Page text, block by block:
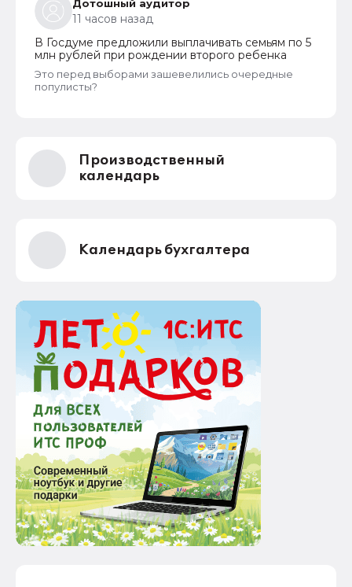
размещению в реестре наряду со всеми прочими
сведениями. Делается это для того, чтобы у
субъектов ПД имелась возможность в случае
нарушения их прав обратиться непосредственно к
оператору для устранения нарушений.
Дотошный аудитор
11 часов назад
В Госдуме предложили выплачивать семьям по 5
млн рублей при рождении второго ребенка
Это перед выборами зашевелились очередные
популисты?
Производственный
календарь
Календарь бухгалтера